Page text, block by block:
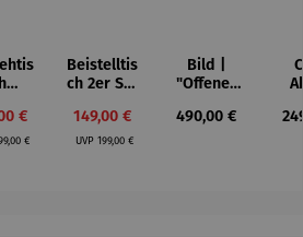
€
Preis:
€
Beistelltis
ch 2er Set
Verkaufspreis:
149,00 €
UVP Regulärer Preis:
199,00 €
Bild |
"Offenes
Collioure"
Regulärer Preis:
490,00 €